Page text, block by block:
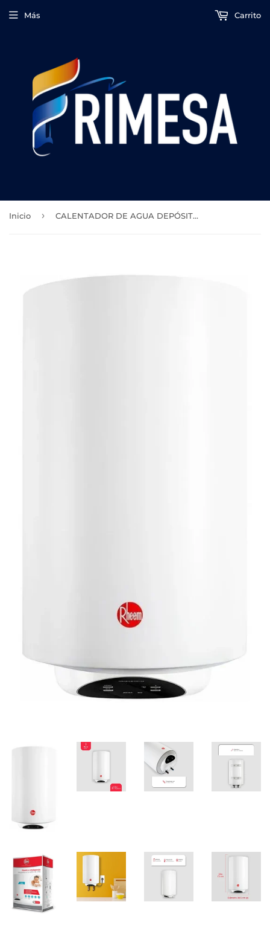
Más Carrito
Inicio › CALENTADOR DE AGUA DEPÓSITO ELÉCTRICO RHEEM 35 L 127V SKU:RME-CHN35L